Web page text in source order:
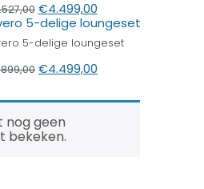
€4.499,00
5-delige loungeset
€4.499,00
nog geen
bekeken.